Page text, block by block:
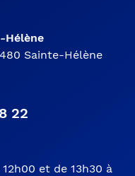
Hélène
Sainte-Hélène
22
et de 13h30 à